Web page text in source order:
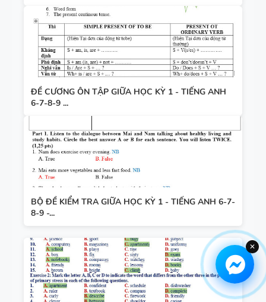
ĐỀ CƯƠNG ÔN TẬP GIỮA HỌC KỲ 1 - TIẾNG ANH
6-7-8-9 ...
BỘ ĐỀ KIỂM TRA GIỮA HỌC KỲ 1 - TIẾNG ANH 6-7-
8-9 -...
✕